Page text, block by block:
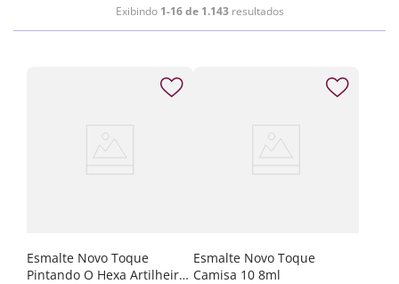
Exibindo 1-16 de 1.143resultados
Esmalte Novo Toque
Pintando O Hexa Artilheira
Esmalte Novo Toque
Camisa 10 8ml